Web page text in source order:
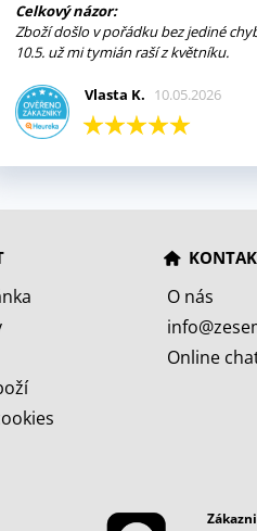
Celkový názor:
Zboží došlo v pořádku bez jediné
10.5. už mi tymián raší z květníku.
Vlasta K. 10.05.2026
O nás
Online